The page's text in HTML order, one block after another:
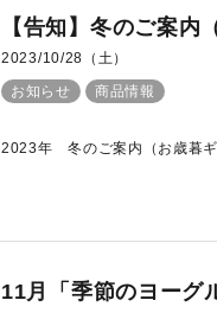
【告知】冬のご案内
2023/10/28（土）
お知らせ
商品情報
2023年 冬のご案内（お歳暮
11月「季節のヨーグ